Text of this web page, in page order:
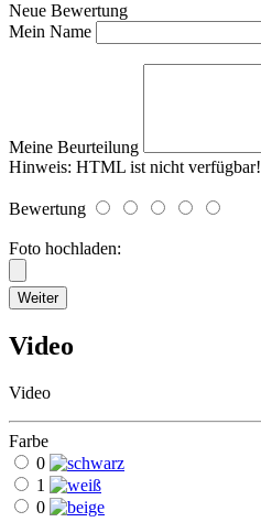
Neue Bewertung
Mein Name
Meine Beurteilung
Hinweis: HTML ist nicht verfügbar!
Bewertung
Foto hochladen:
Weiter
Video
Video
Farbe
0
1
0